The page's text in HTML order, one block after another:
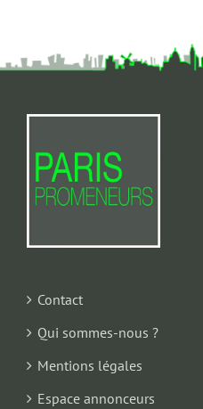
Contact
Qui sommes-nous ?
Mentions légales
Espace annonceurs